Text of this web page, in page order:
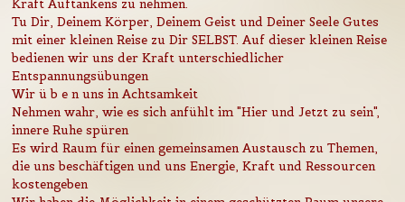
Kraft Auftankens zu nehmen.
Tu Dir, Deinem Körper, Deinem Geist und Deiner Seele Gutes
mit einer kleinen Reise zu Dir SELBST. Auf dieser kleinen Reise
bedienen wir uns der Kraft unterschiedlicher
Entspannungsübungen
Wir ü b e n uns in Achtsamkeit
Nehmen wahr, wie es sich anfühlt im "Hier und Jetzt zu sein",
innere Ruhe spüren
Es wird Raum für einen gemeinsamen Austausch zu Themen,
die uns beschäftigen und uns Energie, Kraft und Ressourcen
kostengeben